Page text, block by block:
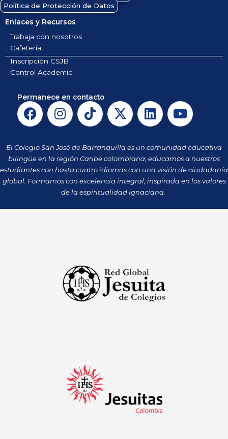
Política de Protección de Datos
Enlaces y Recursos
Trabaja con nosotros
Cafetería
Inscripción CSJB
Control Academic
Permanece en contacto
F
a
e
b
o
o
I
n
t
a
g
r
a
m
T
i
t
o
k
X
-
w
i
t
t
e
r
L
i
k
e
d
i
n
Y
o
t
u
b
e
El Colegio San José de Barranquilla es un comunidad educativa
bilingüe en la región Caribe colombiana, educamos a nuestros
estudiantes con hasta cuatro idiomas con una visión de ciudadanía
global. Formamos con excelencia integral, inspirada en los valores
de la espiritualidad ignaciana.